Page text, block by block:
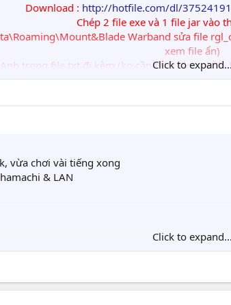
Download : http://hotfile.com/dl/
Chép 2 file exe và 1 file jar vào
Warband sửa file
xem file ẩn)
trong file txt đi kèm (ko cần thiết lắm, chỉ
đăng nhập vào Hamachi và Host hoặc Join
Click to
vừa chơi vài tiếng xong
& LAN
MBWMP.rar
Click to expand...